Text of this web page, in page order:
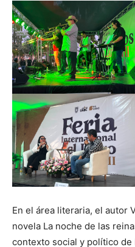
En el área literaria, el autor
novela La noche de las
contexto social y político de